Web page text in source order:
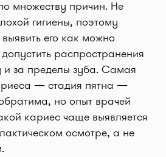
множеству причин. Не
гигиены, поэтому
его как можно
распространения
и за пределы зуба. Самая
— стадия пятна —
но опыт врачей
кариес чаще выявляется
осмотре, а не